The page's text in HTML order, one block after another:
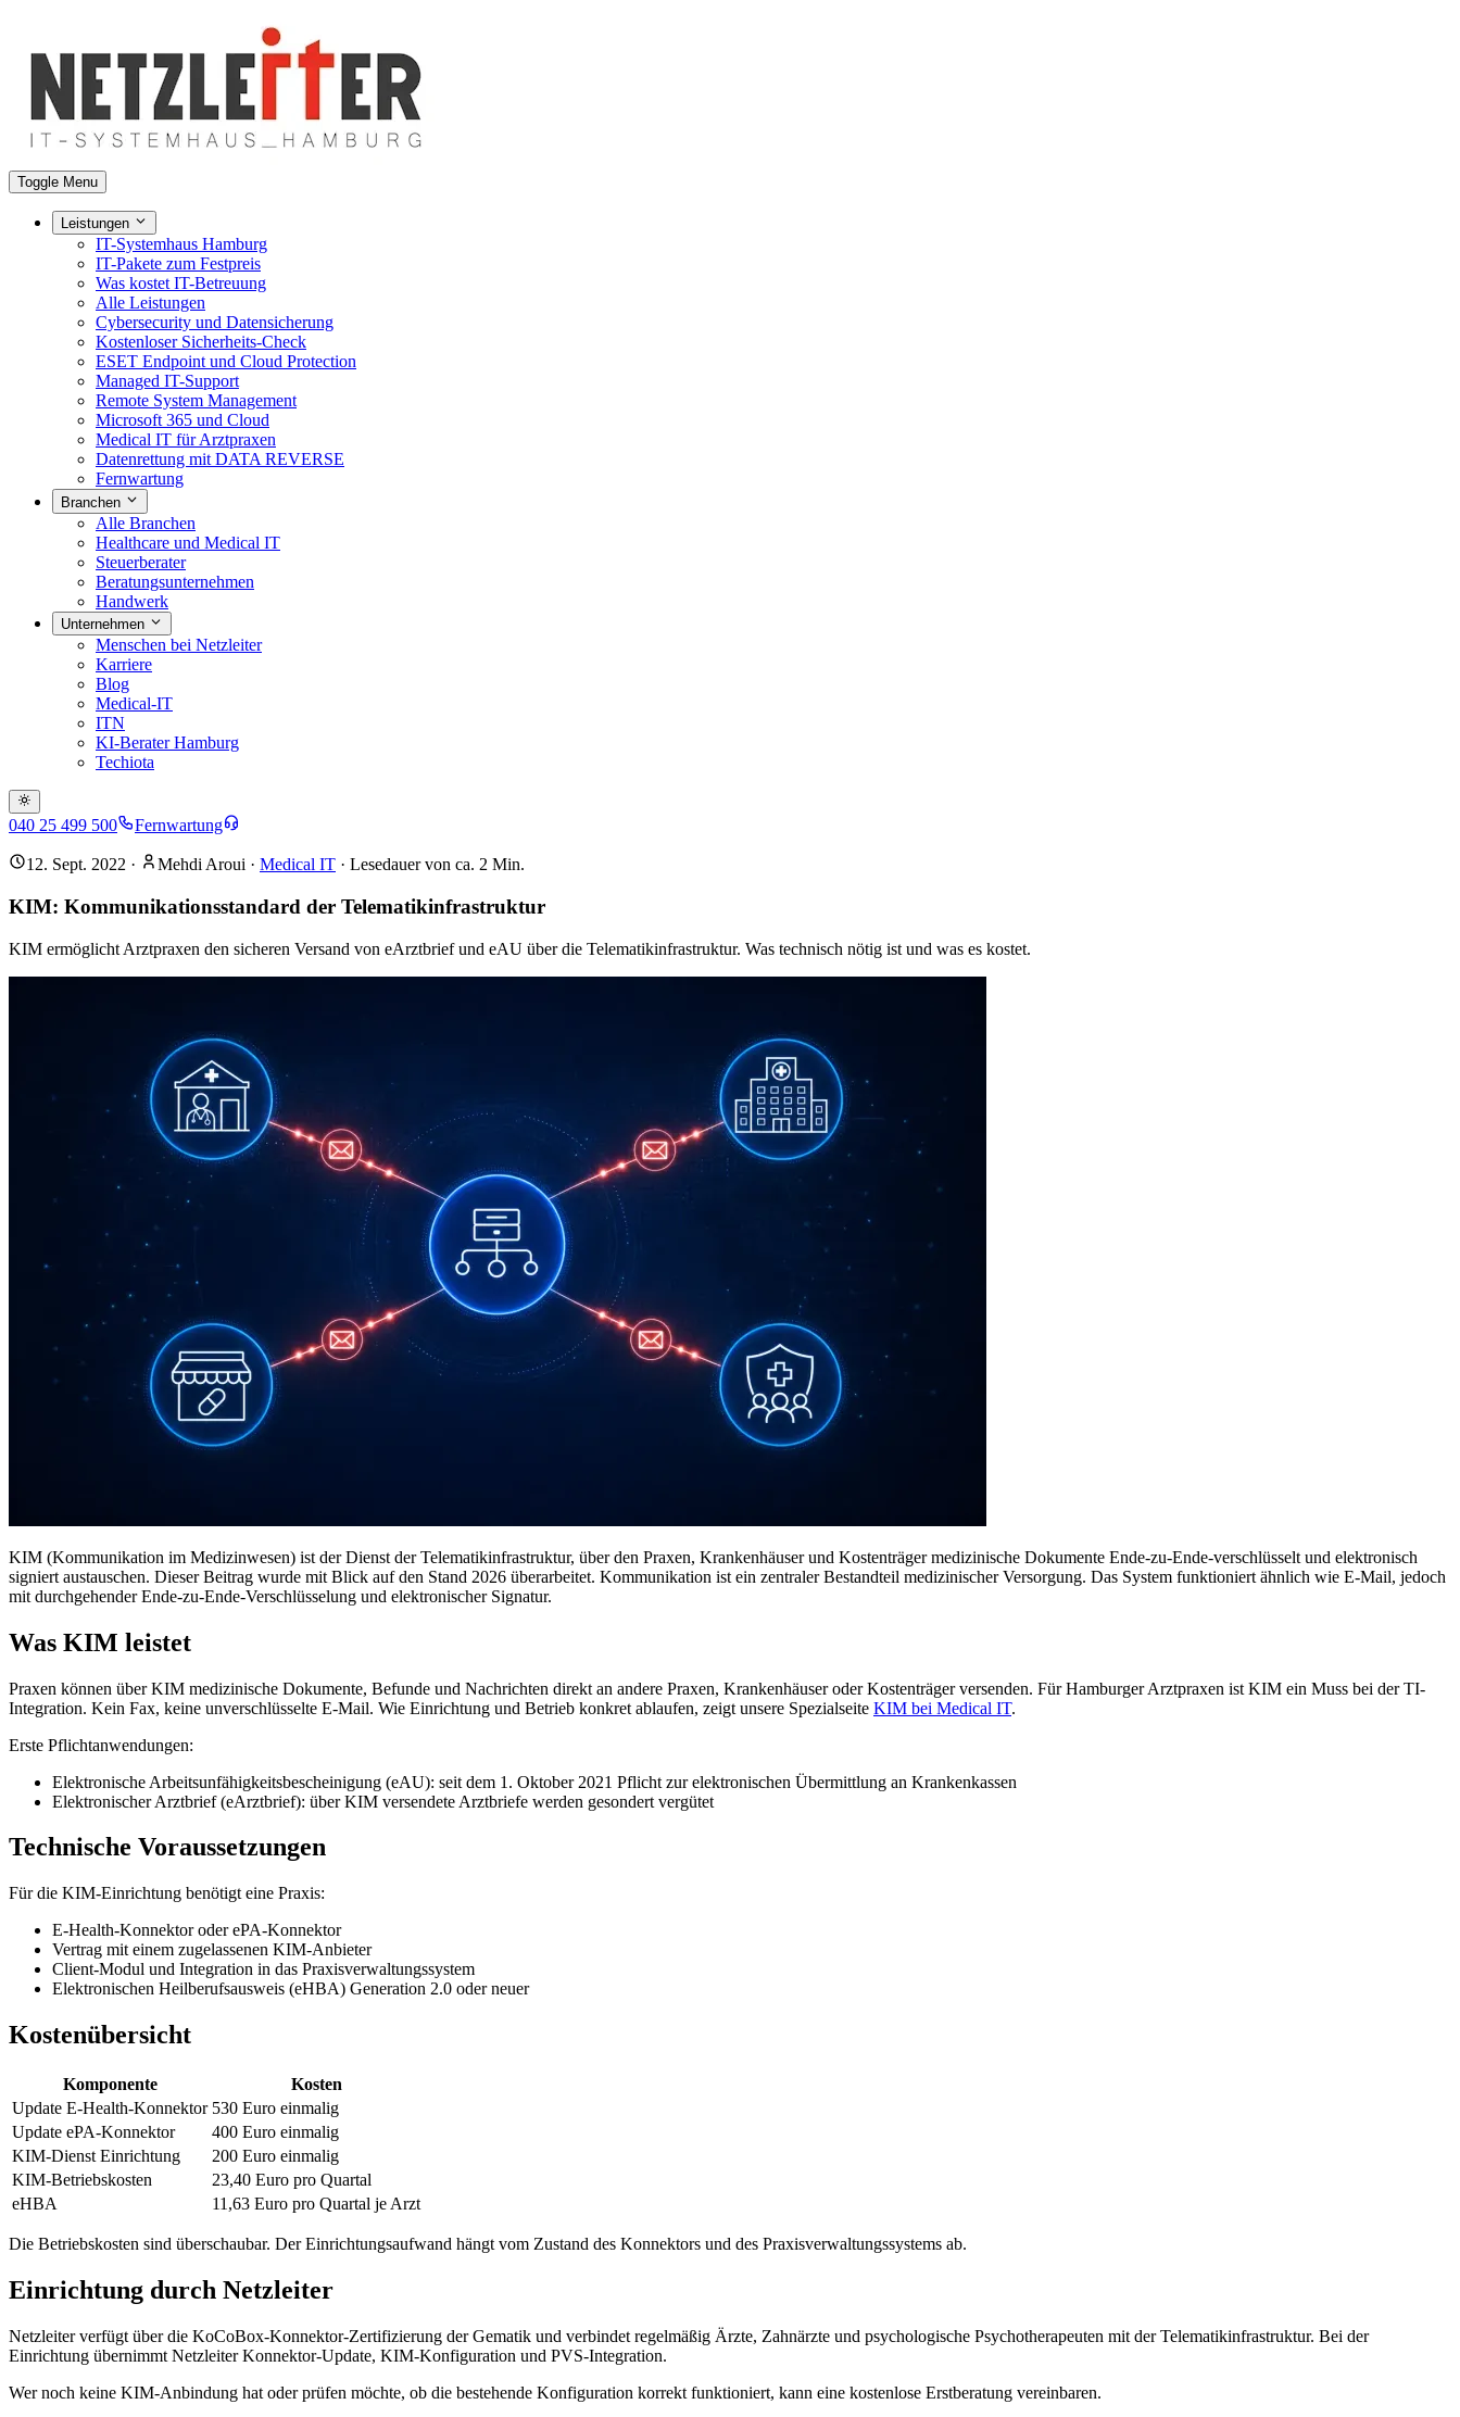
Toggle Menu
Leistungen
IT-Systemhaus Hamburg
IT-Pakete zum Festpreis
Was kostet IT-Betreuung
Alle Leistungen
Cybersecurity und Datensicherung
Kostenloser Sicherheits-Check
ESET Endpoint und Cloud Protection
Managed IT-Support
Remote System Management
Microsoft 365 und Cloud
Medical IT für Arztpraxen
Datenrettung mit DATA REVERSE
Fernwartung
Branchen
Alle Branchen
Healthcare und Medical IT
Steuerberater
Beratungsunternehmen
Handwerk
Unternehmen
Menschen bei Netzleiter
Karriere
Blog
Medical-IT
ITN
KI-Berater Hamburg
Techiota
040 25 499 500 Fernwartung
12. Sept. 2022 · Mehdi Aroui · Medical IT · Lesedauer von ca. 2 Min.
KIM: Kommunikationsstandard der Telematikinfrastruktur
KIM ermöglicht Arztpraxen den sicheren Versand von eArztbrief und eAU über die Telematikinfrastruktur. Was technisch nötig ist und was es kostet.
KIM (Kommunikation im Medizinwesen) ist der Dienst der Telematikinfrastruktur, über den Praxen, Krankenhäuser und Kostenträger medizinische Dokumente Ende-zu-Ende-verschlüsselt und elektronisch
signiert austauschen. Dieser Beitrag wurde mit Blick auf den Stand 2026 überarbeitet. Kommunikation ist ein zentraler Bestandteil medizinischer Versorgung. Das System funktioniert ähnlich wie E-Mail, jedoch
mit durchgehender Ende-zu-Ende-Verschlüsselung und elektronischer Signatur.
Was KIM leistet
Praxen können über KIM medizinische Dokumente, Befunde und Nachrichten direkt an andere Praxen, Krankenhäuser oder Kostenträger versenden. Für Hamburger Arztpraxen ist KIM ein Muss bei der TI-
Integration. Kein Fax, keine unverschlüsselte E-Mail. Wie Einrichtung und Betrieb konkret ablaufen, zeigt unsere Spezialseite KIM bei Medical IT.
Erste Pflichtanwendungen:
Elektronische Arbeitsunfähigkeitsbescheinigung (eAU): seit dem 1. Oktober 2021 Pflicht zur elektronischen Übermittlung an Krankenkassen
Elektronischer Arztbrief (eArztbrief): über KIM versendete Arztbriefe werden gesondert vergütet
Technische Voraussetzungen
Für die KIM-Einrichtung benötigt eine Praxis:
E-Health-Konnektor oder ePA-Konnektor
Vertrag mit einem zugelassenen KIM-Anbieter
Client-Modul und Integration in das Praxisverwaltungssystem
Elektronischen Heilberufsausweis (eHBA) Generation 2.0 oder neuer
Kostenübersicht
Komponente
Kosten
Update E-Health-Konnektor 530 Euro einmalig
Update ePA-Konnektor
400 Euro einmalig
KIM-Dienst Einrichtung
200 Euro einmalig
KIM-Betriebskosten
23,40 Euro pro Quartal
eHBA
11,63 Euro pro Quartal je Arzt
Die Betriebskosten sind überschaubar. Der Einrichtungsaufwand hängt vom Zustand des Konnektors und des Praxisverwaltungssystems ab.
Einrichtung durch Netzleiter
Netzleiter verfügt über die KoCoBox-Konnektor-Zertifizierung der Gematik und verbindet regelmäßig Ärzte, Zahnärzte und psychologische Psychotherapeuten mit der Telematikinfrastruktur. Bei der
Einrichtung übernimmt Netzleiter Konnektor-Update, KIM-Konfiguration und PVS-Integration.
Wer noch keine KIM-Anbindung hat oder prüfen möchte, ob die bestehende Konfiguration korrekt funktioniert, kann eine kostenlose Erstberatung vereinbaren.